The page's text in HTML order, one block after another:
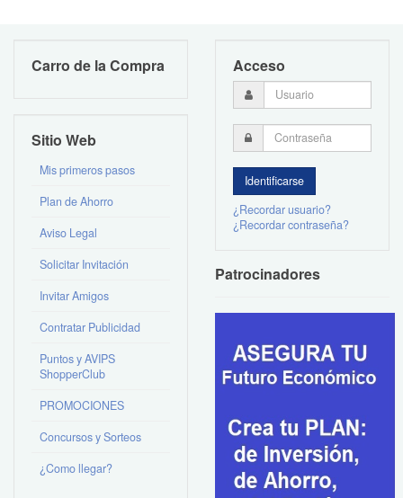
Carro de la Compra
Sitio Web
Mis primeros pasos
Plan de Ahorro
Aviso Legal
Solicitar Invitación
Invitar Amigos
Contratar Publicidad
Puntos y AVIPS
ShopperClub
PROMOCIONES
Concursos y Sorteos
¿Como llegar?
Acceso
¿Recordar usuario?
¿Recordar contraseña?
Patrocinadores